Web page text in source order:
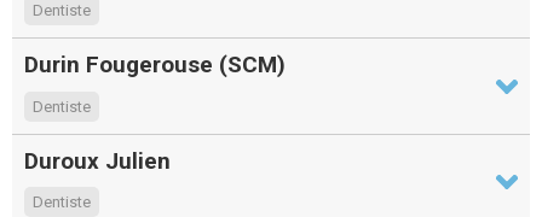
Dentiste
Durin Fougerouse (SCM)
Dentiste
Duroux Julien
Dentiste